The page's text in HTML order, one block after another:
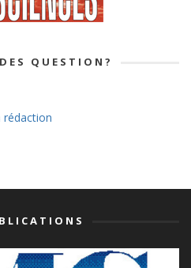
QUESTION?
rédaction